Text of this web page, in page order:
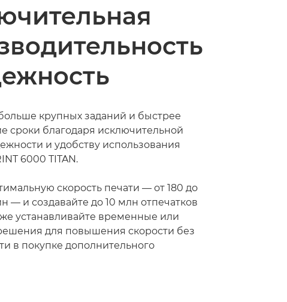
крупных заданий и быстрее
сроки благодаря исключительной
и удобству использования
6000 TITAN.
скорость печати — от 180 до
— и создавайте до 10 млн отпечатков
устанавливайте временные или
для повышения скорости без
в покупке дополнительного